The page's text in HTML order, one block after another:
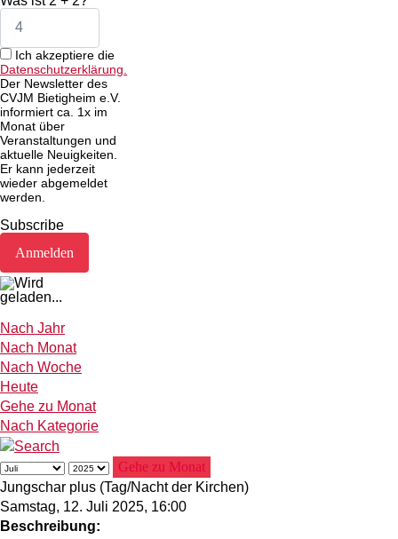
Ich akzeptiere die
Datenschutzerklärung.
Der Newsletter des
CVJM Bietigheim e.V.
informiert ca. 1x im
Monat über
Veranstaltungen und
aktuelle Neuigkeiten.
Er kann jederzeit
wieder abgemeldet
werden.
Subscribe
Nach Jahr
Nach Monat
Nach Woche
Heute
Gehe zu Monat
Nach Kategorie
Gehe zu Monat
Jungschar plus (Tag/Nacht der Kirchen)
Samstag, 12. Juli 2025, 16:00
Beschreibung: